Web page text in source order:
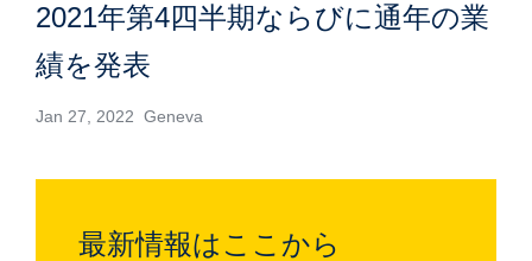
2021年第4四半期ならびに通年の業
績を発表
Jan 27, 2022 Geneva
最新情報はここから